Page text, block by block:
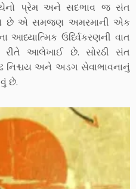
પ્રેમ અને સદભાવ જ સંત
છે એ સમજણ અમરમાની એક
ઉર્ધ્વિકરણની વાત
આલેખાઈ છે. સોરઠી સંત
નિશ્ચય અને અડગ સેવાભાવનાનું
છે.